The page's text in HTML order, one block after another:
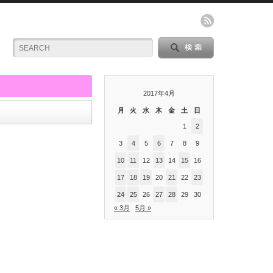
2017年4月
月 火 水 木 金 土 日
1 2
3 4 5 6 7 8 9
10 11 12 13 14 15 16
17 18 19 20 21 22 23
24 25 26 27 28 29
30
« 3月
5月 »